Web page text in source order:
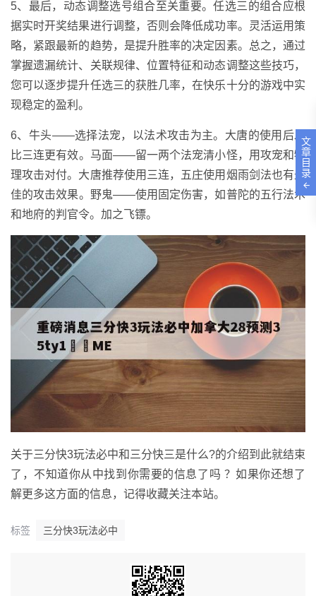
5、最后，动态调整选号组合至关重要。任选三的组合应根
据实时开奖结果进行调整，否则会降低成功率。灵活运用策
略，紧跟最新的趋势，是提升胜率的决定因素。总之，通过
掌握遗漏统计、关联规律、位置特征和动态调整这些技巧，
您可以逐步提升任选三的获胜几率，在快乐十分的游戏中实
现稳定的盈利。
6、牛头——选择法宠，以法术攻击为主。大唐的使用后发
比三连更有效。马面——留一两个法宠清小怪，用攻宠和物
理攻击对付。大唐推荐使用三连，五庄使用烟雨剑法也有最
佳的攻击效果。野鬼——使用固定伤害，如普陀的五行法术
和地府的判官令。加之飞镖。
关于三分快3玩法必中和三分快三是什么?的介绍到此就结束
了，不知道你从中找到你需要的信息了吗 ？如果你还想了
解更多这方面的信息，记得收藏关注本站。
标签 三分快3玩法必中
文
章
目
录